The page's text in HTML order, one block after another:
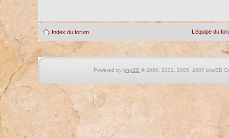
Index du forum L’équipe du
Powered by phpBB © 2000, 2002, 2005, 2007 phpBB